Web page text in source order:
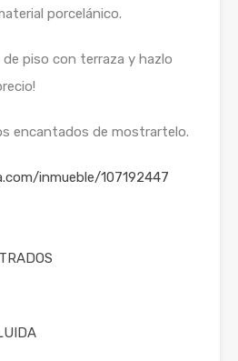
porcelánico.
piso con terraza y hazlo
encantados de mostrartelo.
inmueble/107192447